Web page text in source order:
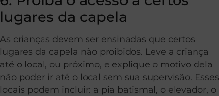
lugares da capela
As crianças devem ser ensinadas que certos
lugares da capela não proibidos. Leve a criança
até o local, ou próximo, e explique o motivo dela
não poder ir até o local sem sua supervisão. Esses
locais podem incluir: a pia batismal, o elevador, o